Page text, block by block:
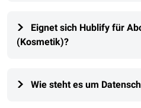
Eignet sich Hublify für
(Kosmetik)?
Wie steht es um